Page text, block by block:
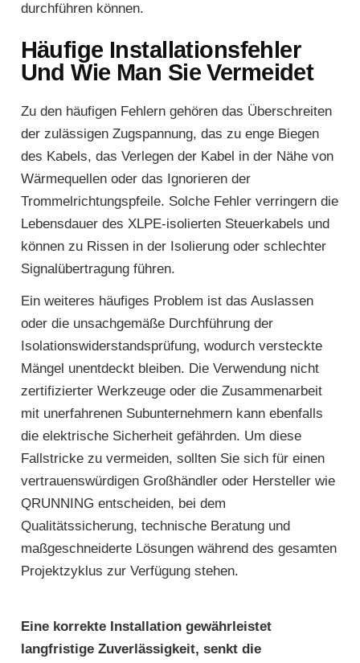
durchführen können.
Häufige Installationsfehler
Und Wie Man Sie Vermeidet
Zu den häufigen Fehlern gehören das Überschreiten
der zulässigen Zugspannung, das zu enge Biegen
des Kabels, das Verlegen der Kabel in der Nähe von
Wärmequellen oder das Ignorieren der
Trommelrichtungspfeile. Solche Fehler verringern die
Lebensdauer des XLPE-isolierten Steuerkabels und
können zu Rissen in der Isolierung oder schlechter
Signalübertragung führen.
Ein weiteres häufiges Problem ist das Auslassen
oder die unsachgemäße Durchführung der
Isolationswiderstandsprüfung, wodurch versteckte
Mängel unentdeckt bleiben. Die Verwendung nicht
zertifizierter Werkzeuge oder die Zusammenarbeit
mit unerfahrenen Subunternehmern kann ebenfalls
die elektrische Sicherheit gefährden. Um diese
Fallstricke zu vermeiden, sollten Sie sich für einen
vertrauenswürdigen Großhändler oder Hersteller wie
QRUNNING entscheiden, bei dem
Qualitätssicherung, technische Beratung und
maßgeschneiderte Lösungen während des gesamten
Projektzyklus zur Verfügung stehen.
Eine korrekte Installation gewährleistet
langfristige Zuverlässigkeit, senkt die